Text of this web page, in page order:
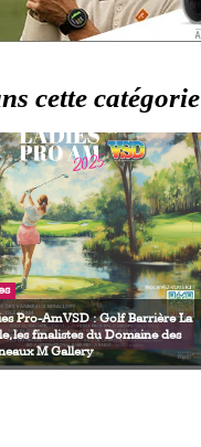
cette catégorie
Pro-Am VSD : Golf Barrière La
les finalistes du Domaine des
M Gallery